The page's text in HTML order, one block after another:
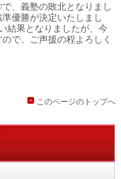
、義塾の敗北となりまし
優勝が決定いたしまし
結果となりましたが、今
で、ご声援の程よろしく
このページのトップへ